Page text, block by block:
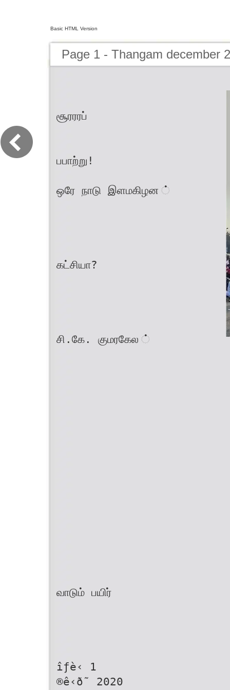
Basic HTML Version
Page 1 - Thangam december
சூரரரப்
பபாற்று!
ஒரே நாடு இளமகிழன ்
கட்சியா?
சி.கே. குமரகேல ்
வாடும் பயிர்
îƒè‹ 1
®ê‹ð˜ 2020